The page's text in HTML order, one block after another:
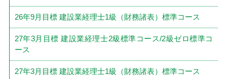
26年9月目標 建設業経理士1級（財務諸表）標準コース
27年3月目標 建設業経理士2級標準コース/2級ゼロ標準コ
ース
27年3月目標 建設業経理士1級（財務諸表）標準コース